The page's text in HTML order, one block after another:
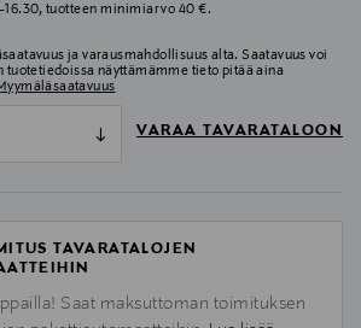
tuotteen minimiarvo 40 €.
ja varausmahdollisuus alta. Saatavuus voi
tuotetiedoissa näyttämämme tieto pitää aina
VARAA TAVARATALOON
TAVARATALOJEN
Saat maksuttoman toimituksen